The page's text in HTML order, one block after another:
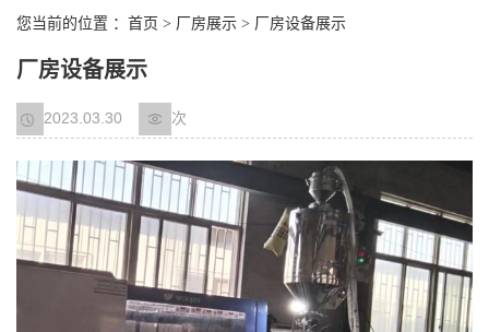
您当前的位置 ： 首页 > 厂房展示 > 厂房设备展示
厂房设备展示
2023.03.30 次